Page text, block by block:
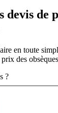
devis de
en toute
des
?